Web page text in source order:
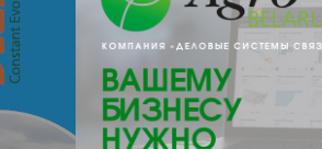
e-mail:volvolmeat@tut.by;
market@volmk.by
231900, , , , Волковыск,
151